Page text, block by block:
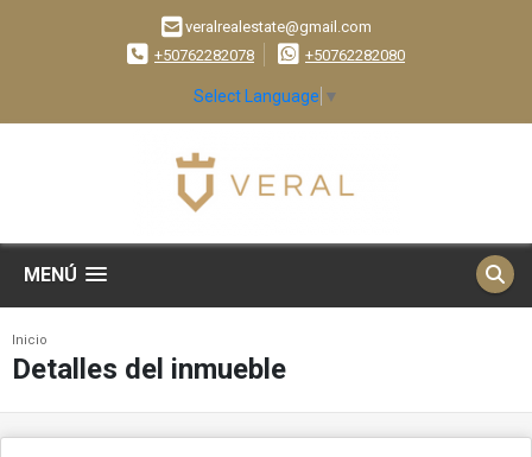
veralrealestate@gmail.com
+50762282078
+50762282080
Select Language ▼
MENÚ
Inicio
Detalles del inmueble